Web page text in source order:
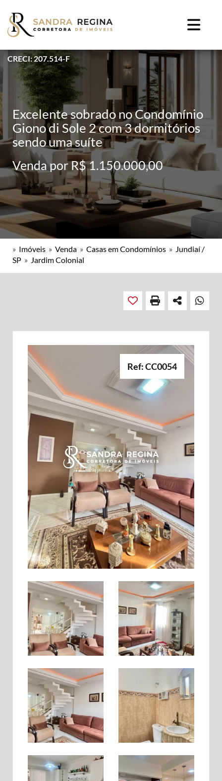
CRECI: 207.514-F
Excelente sobrado no Condomínio
Giono di Sole 2 com 3 dormitórios
sendo uma suíte
Venda por R$ 1.150.000,00
» Imóveis » Venda » Casas em Condomínios » Jundiaí /
SP » Jardim Colonial
Ref: CC0054